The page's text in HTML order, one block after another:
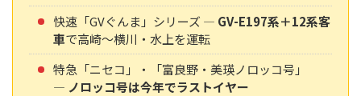
快速「GVぐんま」シリーズ ― GV-E197系＋12系客
車で高崎〜横川・水上を運転
特急「ニセコ」・「富良野・美瑛ノロッコ号」
― ノロッコ号は今年でラストイヤー